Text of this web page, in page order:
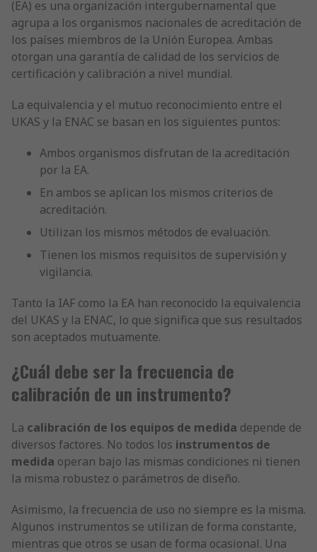
(EA) es una organización intergubernamental que
agrupa a los organismos nacionales de acreditación de
los países miembros de la Unión Europea. Ambas
otorgan una garantía de calidad de los servicios de
certificación y calibración a nivel mundial.
La equivalencia y el mutuo reconocimiento entre el
UKAS y la ENAC se basan en los siguientes puntos:
Ambos organismos disfrutan de la acreditación
por la EA.
En ambos se aplican los mismos criterios de
acreditación.
Utilizan los mismos métodos de evaluación.
Tienen los mismos requisitos de supervisión y
vigilancia.
Tanto la IAF como la EA han reconocido la equivalencia
del UKAS y la ENAC, lo que significa que sus resultados
son aceptados mutuamente.
¿Cuál debe ser la frecuencia de
calibración de un instrumento?
La calibración de los equipos de medida depende de
diversos factores. No todos los instrumentos de
medida operan bajo las mismas condiciones ni tienen
la misma robustez o parámetros de diseño.
Asimismo, la frecuencia de uso no siempre es la misma.
Algunos instrumentos se utilizan de forma constante,
mientras que otros se usan de forma ocasional. Una